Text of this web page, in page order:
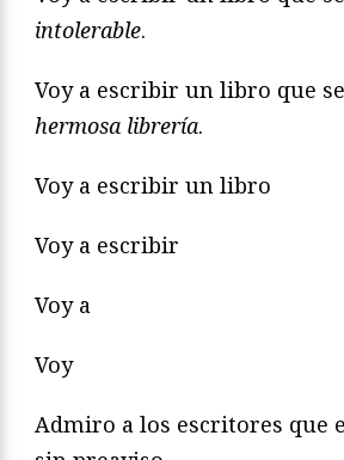
intolerable.
Voy a escribir un libro que
hermosa librería.
Voy a escribir un libro
Voy a escribir
Voy a
Voy
Admiro a los escritores que